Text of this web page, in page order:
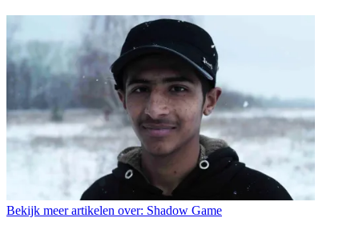
Bekijk meer artikelen over: Shadow Game